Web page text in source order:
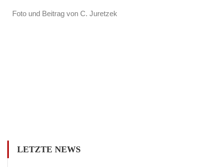
Foto und Beitrag von C. Juretzek
LETZTE NEWS